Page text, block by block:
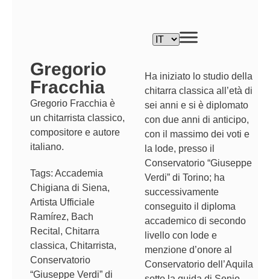
Ha iniziato lo studio della
chitarra classica all’età di
sei anni e si è diplomato
con due anni di anticipo,
con il massimo dei voti e
la lode, presso il
Conservatorio “Giuseppe
Verdi” di Torino; ha
successivamente
conseguito il diploma
accademico di secondo
livello con lode e
menzione d’onore al
Conservatorio dell’Aquila
Gregorio
Fracchia
Gregorio Fracchia è
un chitarrista classico,
compositore e autore
italiano.
Tags: Accademia
Chigiana di Siena,
Artista Ufficiale
Ramírez, Bach
Recital , Chitarra
classica, Chitarrista,
Conservatorio
“Giuseppe Verdi” di